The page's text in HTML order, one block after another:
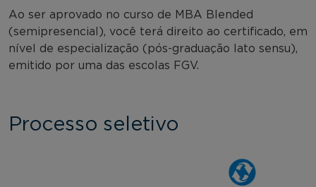
Ao ser aprovado no curso de MBA Blended
(semipresencial), você terá direito ao certificado, em
nível de especialização (pós-graduação lato sensu),
emitido por uma das escolas FGV.
Processo seletivo